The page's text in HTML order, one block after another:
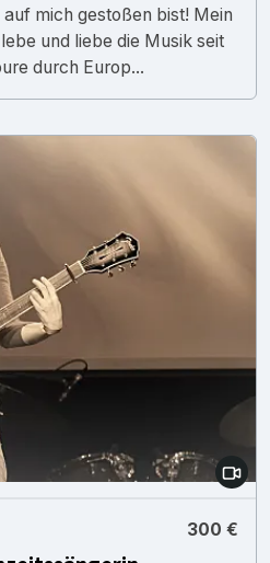
mich gestoßen bist! Mein
und liebe die Musik seit
durch Europ...
300 €